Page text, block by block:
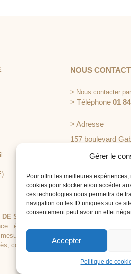
Gérer le
Pour offrir les meilleures
cookies pour stocker et/ou accéder
ces technologies nous permettra de
navigation ou les ID uniques sur ce
consentement peut avoir un effet
Accepter
Politique de
NOUS
> Nous contacter
> Téléphone 01
> Adresse
157 boulevard
92240 Malakoff
DE SÉMINAIRE CLÉ EN MAIN
événementielle est spécialisée dans
Tous types d'événements
conférence, réunion, journée d'étude,